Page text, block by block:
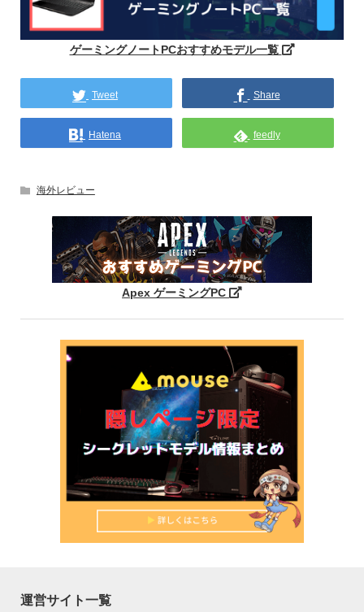
ゲーミングノートPCおすすめモデル一覧
Tweet Share
Hatena feedly
海外レビュー
Apex ゲーミングPC
運営サイト一覧